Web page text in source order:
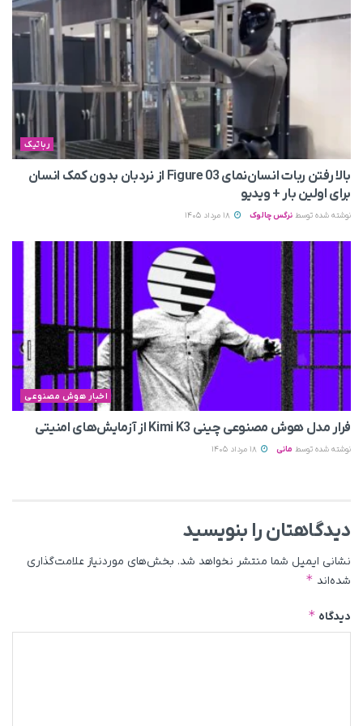
رباتیک
بالا رفتن ربات انسان‌نمای Figure 03 از نردبان بدون کمک انسان
برای اولین بار + ویدیو
نوشته شده توسط نرگس چالوک
اخبار هوش مصنوعی
فرار مدل هوش مصنوعی چینی Kimi K3 از آزمایش‌های امنیتی
نوشته شده توسط مانی
دیدگاهتان را بنویسید
نشانی ایمیل شما منتشر نخواهد شد. بخش‌های موردنیاز علامت‌گذاری
شده‌اند *
دیدگاه *